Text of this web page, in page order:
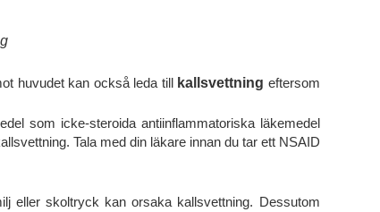
huvudet kan också leda till kallsvettning eftersom
som icke-steroida antiinflammatoriska läkemedel
Tala med din läkare innan du tar ett NSAID
eller skoltryck kan orsaka kallsvettning. Dessutom